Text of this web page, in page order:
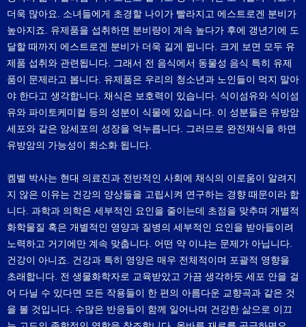
더욱 많아요. 소녀들에게 초경할 나이가 빨라지고 에스트로겐 분비가
높아지죠. 유제품을 섭취하면 분비량이 계속 높다가 후에 갱년기에 도
달할 때까지 에스트로겐 분비가 더욱 길게 됩니다. 크게 보면 모두 유
제품 섭취와 관련됩니다. 그래서 전 음식에서 동물성 음식 특히 유제
품이 문제라고 봅니다. 유제품은 우리의 청소년과 노인들이 먹지 말아
야 한다고 생각합니다. 채식은 보호력이 있습니다. 식이섬유와 식이섬
유와 파이토케미컬 등의 성분이 식물에 있습니다. 이 성분들은 유방암
세포와 같은 암세포의 성장을 억누릅니다. 그러므로 완전채식을 하면
유방암의 가능성이 최소화 됩니다.
켐벨 박사는 현대 의료진과 전반적인 사회에 채식의 이로움이 알려지
지 않은 이유는 건강의 양상들을 고립시켜 연구하는 경향 때문이라 합
니다. 과학과 의학은 세부적인 요인을 줄이는데 초점을 맞추며 개별적
화학물질 혹은 개별적인 영양과 질병의 세부적인 요인을 받아들이려
노력하고 거기에만 계속 맞춥니다. 어떤 약 이냐는 문제가 아닙니다.
건강이 아니죠. 건강과 특히 영양은 매우 전체적이며 포괄적 영향을
초래합니다. 전 생물화학자로 교육받았고 가끔 생각하듯 세포 안을 걸
어 다닐 수 있다면 모든 작용들이 한 편의 아름다운 교향곡과 같은 것
을 볼 것입니다. 수많은 반응들이 함께 일어나며 건강한 삶으로 이끄